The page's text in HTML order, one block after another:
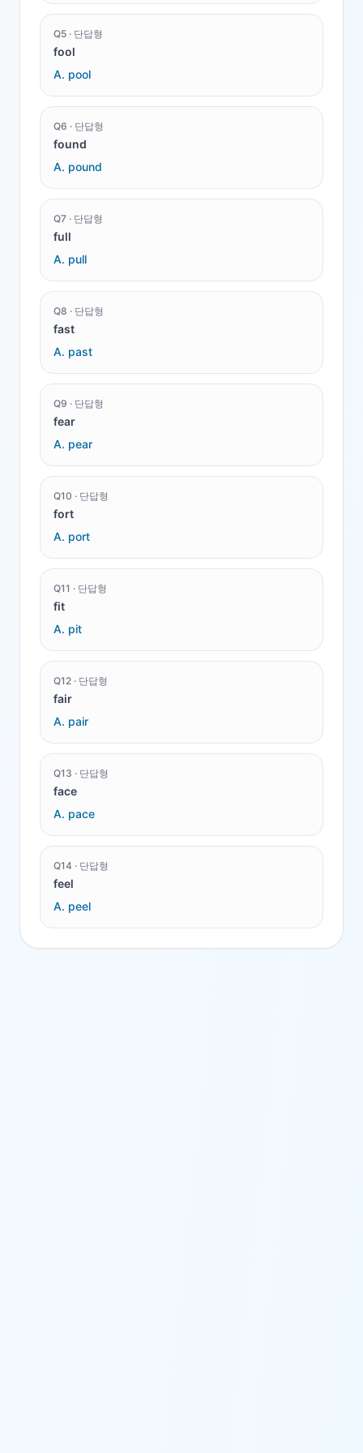
Q5 · 단답형
fool
A. pool
Q6 · 단답형
found
A. pound
Q7 · 단답형
full
A. pull
Q8 · 단답형
fast
A. past
Q9 · 단답형
fear
A. pear
Q10 · 단답형
fort
A. port
Q11 · 단답형
fit
A. pit
Q12 · 단답형
fair
A. pair
Q13 · 단답형
face
A. pace
Q14 · 단답형
feel
A. peel